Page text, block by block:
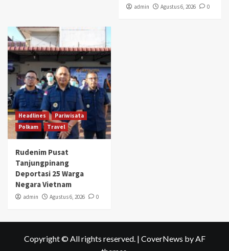
admin Agustus 6, 2026 0
Headlines
Pariwisata
Polkam
Travel
Rudenim Pusat
Tanjungpinang
Deportasi 25 Warga
Negara Vietnam
admin Agustus 6, 2026 0
Copyright © All rights reserved. | CoverNews by AF